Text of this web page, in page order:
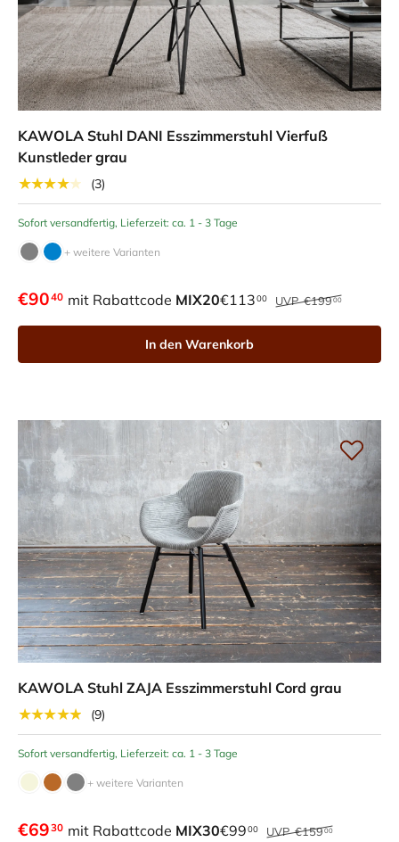
KAWOLA Stuhl DANI Esszimmerstuhl Vierfuß
Kunstleder grau
★★★★★
(3)
Sofort versandfertig, Lieferzeit: ca. 1 - 3 Tage
+ weitere Varianten
€9040 mit Rabattcode MIX20€11300 UVP€19900
In den Warenkorb
KAWOLA Stuhl ZAJA Esszimmerstuhl Cord grau
★★★★★
(9)
Sofort versandfertig, Lieferzeit: ca. 1 - 3 Tage
+ weitere Varianten
€6930 mit Rabattcode MIX30€9900 UVP€15900